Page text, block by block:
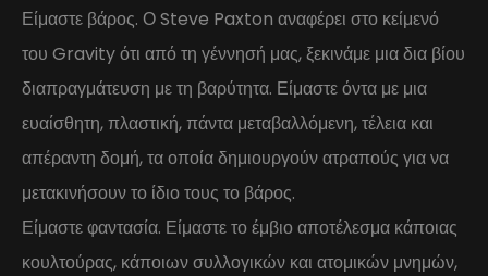
Είμαστε βάρος. Ο Steve Paxton αναφέρει στο κείμενό
του Gravity ότι από τη γέννησή μας, ξεκινάμε μια δια βίου
διαπραγμάτευση με τη βαρύτητα. Είμαστε όντα με μια
ευαίσθητη, πλαστική, πάντα μεταβαλλόμενη, τέλεια και
απέραντη δομή, τα οποία δημιουργούν ατραπούς για να
μετακινήσουν το ίδιο τους το βάρος.
Είμαστε φαντασία. Είμαστε το έμβιο αποτέλεσμα κάποιας
κουλτούρας, κάποιων συλλογικών και ατομικών μνημών,